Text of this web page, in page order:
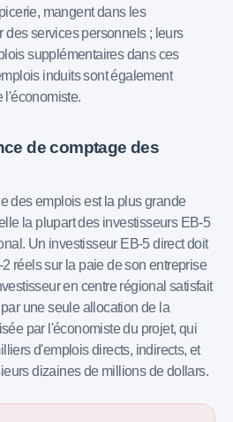
mangent dans les
des services personnels ; leurs
supplémentaires dans ces
induits sont également
l'économiste.
de comptage des
des emplois est la plus grande
la plupart des investisseurs EB-5
Un investisseur EB-5 direct doit
réels sur la paie de son entreprise
en centre régional satisfait
une seule allocation de la
par l'économiste du projet, qui
d'emplois directs, indirects, et
dizaines de millions de dollars.